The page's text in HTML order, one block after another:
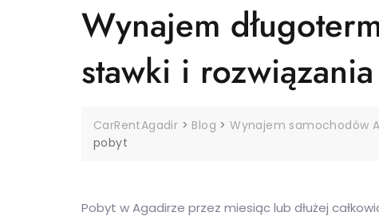
Wynajem
stawki i
CarRentAgadir > Blog >Wynajem samochodów
pobyt
Pobyt w Agadirze przez miesiąc lub dłużej